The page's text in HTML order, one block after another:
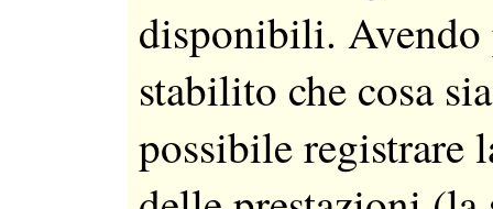
disponibili. Avendo
stabilito che cosa
possibile registrare